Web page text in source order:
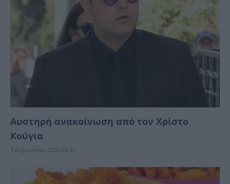
Αυστηρή ανακοίνωση από τον Χρίστο
Κούγια
7 Αυγούστου 2026 03:37